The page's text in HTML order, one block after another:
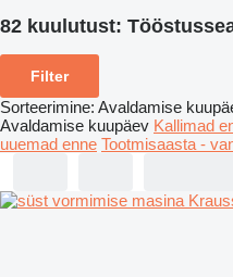
82 kuulutust:
Filter
Sorteerimine: Avaldamise
Avaldamise kuupäev Kallimad
uuemad enne Tootmisaasta -